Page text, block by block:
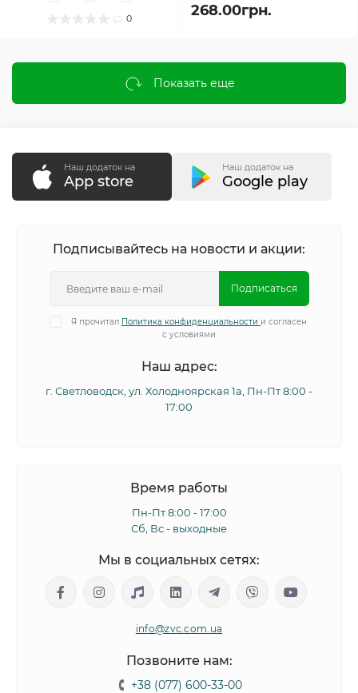
0 268.00грн.
Показать еще
Наш додаток на
App store
Наш додаток на
Google play
Подписывайтесь на новости и акции:
Подписаться
Я прочитал Политика конфиденциальности и согласен
с условиями
Наш адрес:
г. Светловодск, ул. Холодноярская 1а, Пн-Пт 8:00 -
17:00
Время работы
Пн-Пт 8:00 - 17:00
Сб, Вс - выходные
Мы в социальных сетях:
info@zvc.com.ua
Позвоните нам:
+38 (077) 600-33-00